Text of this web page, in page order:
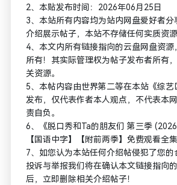
2、本贴发布时间：2026年06月25日
3、本站所有内容均为站内网盘爱好者分
介绍展示帖子，本站不存储任何实质资源
4、本文内所有链接指向的云盘网盘资源
所有！其实际管理权为帖子发布者所有
关资源。
5、本帖内容由世界第二等在本站《综
发布，仅代表作者本人观点，不代表本
责自负。
6、《脱口秀和Ta的朋友们 第三季
【国语中字】【附前两季】免费观看全
7、如您认为本站任何介绍帖侵犯了您的
投诉与举报我们将在确认本文链接指向
后，立即删除相关介绍帖子！